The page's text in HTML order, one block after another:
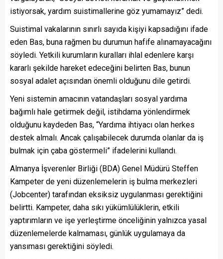
istiyorsak, yardım suistimallerine göz yumamayız” dedi.
Suistimal vakalarının sınırlı sayıda kişiyi kapsadığını ifade
eden Bas, buna rağmen bu durumun hafife alınamayacağını
söyledi. Yetkili kurumların kuralları ihlal edenlere karşı
kararlı şekilde hareket edeceğini belirten Bas, bunun
sosyal adalet açısından önemli olduğunu dile getirdi.
Yeni sistemin amacının vatandaşları sosyal yardıma
bağımlı hale getirmek değil, istihdama yönlendirmek
olduğunu kaydeden Bas, “Yardıma ihtiyacı olan herkes
destek almalı. Ancak çalışabilecek durumda olanlar da iş
bulmak için çaba göstermeli” ifadelerini kullandı.
Almanya İşverenler Birliği (BDA) Genel Müdürü Steffen
Kampeter de yeni düzenlemelerin iş bulma merkezleri
(Jobcenter) tarafından eksiksiz uygulanması gerektiğini
belirtti. Kampeter, daha sıkı yükümlülüklerin, etkili
yaptırımların ve işe yerleştirme önceliğinin yalnızca yasal
düzenlemelerde kalmaması, günlük uygulamaya da
yansıması gerektiğini söyledi.